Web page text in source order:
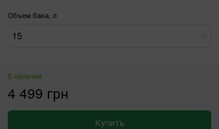
Объем бака, л
15
В наличии
4 499 грн
Купить